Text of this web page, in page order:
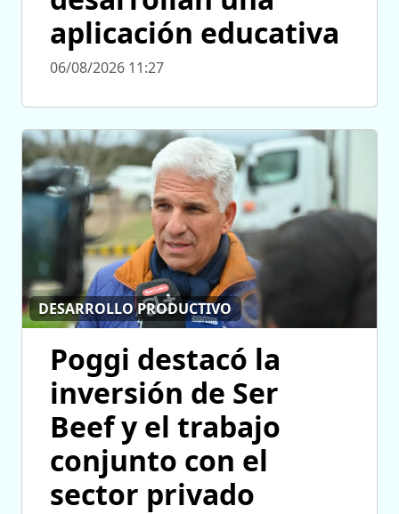
aplicación educativa
06/08/2026 11:27
DESARROLLO PRODUCTIVO
Poggi destacó la
inversión de Ser
Beef y el trabajo
conjunto con el
sector privado